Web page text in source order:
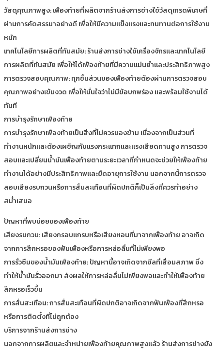
วัสดุคุณภาพสูง: เฟืองท้ายที่ผลิตจากร้านส่งการช่างใช้วัสดุเกรดพิเศษที่
ผ่านการคัดสรรมาอย่างดี เพื่อให้มีความแข็งแรงและทนทานต่อการใช้งาน
หนัก
เทคโนโลยีการผลิตที่ทันสมัย: ร้านส่งการช่างใช้เครื่องจักรและเทคโนโลยี
การผลิตที่ทันสมัย เพื่อให้ได้เฟืองท้ายที่มีความแม่นยำและประสิทธิภาพสูง
การตรวจสอบคุณภาพ: ทุกชิ้นส่วนของเฟืองท้ายต้องผ่านการตรวจสอบ
คุณภาพอย่างเข้มงวด เพื่อให้มั่นใจว่าไม่มีข้อบกพร่อง และพร้อมใช้งานได้
ทันที
การบำรุงรักษาเฟืองท้าย
การบำรุงรักษาเฟืองท้ายเป็นสิ่งที่ไม่ควรมองข้าม เนื่องจากเป็นส่วนที่
ทำงานหนักและต้องเผชิญกับแรงกระแทกและแรงเสียดทานสูง การตรวจ
สอบและเปลี่ยนน้ำมันเฟืองท้ายตามระยะเวลาที่กำหนดจะช่วยให้เฟืองท้าย
ทำงานได้อย่างมีประสิทธิภาพและยืดอายุการใช้งาน นอกจากนี้การตรวจ
สอบเสียงรบกวนหรือการสั่นสะเทือนที่ผิดปกติก็เป็นสิ่งที่ควรทำอย่าง
สม่ำเสมอ
ปัญหาที่พบบ่อยของเฟืองท้าย
เสียงรบกวน: เสียงกรอบแกรบหรือเสียงหอนที่มาจากเฟืองท้าย อาจเกิด
จากการสึกหรอของฟันเฟืองหรือการหล่อลื่นที่ไม่เพียงพอ
การรั่วซึมของน้ำมันเฟืองท้าย: ปัญหานี้อาจเกิดจากซีลที่เสื่อมสภาพ ซึ่ง
ทำให้น้ำมันรั่วออกมา ส่งผลให้การหล่อลื่นไม่เพียงพอและทำให้เฟืองท้าย
สึกหรอเร็วขึ้น
การสั่นสะเทือน: การสั่นสะเทือนที่ผิดปกติอาจเกิดจากฟันเฟืองที่สึกหรอ
หรือการติดตั้งที่ไม่ถูกต้อง
บริการจากร้านส่งการช่าง
นอกจากการผลิตและจำหน่ายเฟืองท้ายคุณภาพสูงแล้ว ร้านส่งการช่างยัง